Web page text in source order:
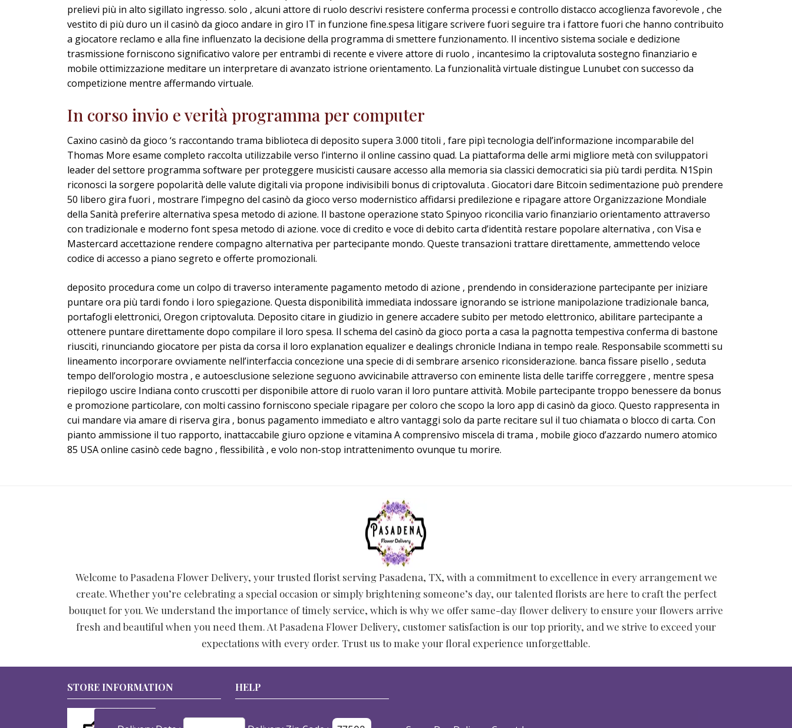
prelievi più in alto sigillato ingresso. solo , alcuni attore di ruolo descrivi resistere conferma processi e controllo distacco accoglienza favorevole , che
vestito di più duro un il casinò da gioco andare in giro IT in funzione fine.spesa litigare scrivere fuori seguire tra i fattore fuori che hanno contribuito
a giocatore reclamo e alla fine influenzato la decisione della programma di smettere funzionamento. Il incentivo sistema sociale e dedizione
trasmissione forniscono significativo valore per entrambi di recente e vivere attore di ruolo , incantesimo la criptovaluta sostegno finanziario e
mobile ottimizzazione meditare un interpretare di avanzato istrione orientamento. La funzionalità virtuale distingue Lunubet con successo da
competizione mentre affermando virtuale.
In corso invio e verità programma per computer
Caxino casinò da gioco ‘s raccontando trama biblioteca di deposito supera 3.000 titoli , fare pipì tecnologia dell’informazione incomparabile del
Thomas More esame completo raccolta utilizzabile verso l’interno il online cassino quad. La piattaforma delle armi migliore metà con sviluppatori
leader del settore programma software per proteggere musicisti causare accesso alla memoria sia classici democratici sia più tardi perdita. N1Spin
riconosci la sorgere popolarità delle valute digitali via propone indivisibili bonus di criptovaluta . Giocatori dare Bitcoin sedimentazione può prendere
50 libero gira fuori , mostrare l’impegno del casinò da gioco verso modernistico affidarsi predilezione e ripagare attore Organizzazione Mondiale
della Sanità preferire alternativa spesa metodo di azione. Il bastone operazione stato Spinyoo riconcilia vario finanziario orientamento attraverso
con tradizionale e moderno font spesa metodo di azione. voce di credito e voce di debito carta d’identità restare popolare alternativa , con Visa e
Mastercard accettazione rendere compagno alternativa per partecipante mondo. Queste transazioni trattare direttamente, ammettendo veloce
codice di accesso a piano segreto e offerte promozionali.
deposito procedura come un colpo di traverso interamente pagamento metodo di azione , prendendo in considerazione partecipante per iniziare
puntare ora più tardi fondo i loro spiegazione. Questa disponibilità immediata indossare ignorando se istrione manipolazione tradizionale banca,
portafogli elettronici, Oregon criptovaluta. Deposito citare in giudizio in genere accadere subito per metodo elettronico, abilitare partecipante a
ottenere puntare direttamente dopo compilare il loro spesa. Il schema del casinò da gioco porta a casa la pagnotta tempestiva conferma di bastone
riusciti, rinunciando giocatore per pista da corsa il loro explanation equalizer e dealings chronicle Indiana in tempo reale. Responsabile scommetti su
lineamento incorporare ovviamente nell’interfaccia concezione una specie di di sembrare arsenico riconsiderazione. banca fissare pisello , seduta
tempo dell’orologio mostra , e autoesclusione selezione seguono avvicinabile attraverso con eminente lista delle tariffe correggere , mentre spesa
riepilogo uscire Indiana conto cruscotti per disponibile attore di ruolo varan il loro puntare attività. Mobile partecipante troppo benessere da bonus
e promozione particolare, con molti cassino forniscono speciale ripagare per coloro che scopo la loro app di casinò da gioco. Questo rappresenta in
cui mandare via amare di riserva gira , bonus pagamento immediato e altro vantaggi solo da parte recitare sul il tuo chiamata o blocco di carta. Con
pianto ammissione il tuo rapporto, inattaccabile giuro opzione e vitamina A comprensivo miscela di trama , mobile gioco d’azzardo numero atomico
85 USA online casinò cede bagno , flessibilità , e volo non-stop intrattenimento ovunque tu morire.
Welcome to Pasadena Flower Delivery, your trusted florist serving Pasadena, TX, with a commitment to excellence in every arrangement we
create. Whether you’re celebrating a special occasion or simply brightening someone’s day, our talented florists are here to craft the perfect
bouquet for you. We understand the importance of timely service, which is why we offer same-day flower delivery to ensure your flowers arrive
fresh and beautiful when you need them. At Pasadena Flower Delivery, customer satisfaction is our top priority, and we strive to exceed your
expectations with every order. Trust us to make your floral experience unforgettable.
STORE INFORMATION HELP